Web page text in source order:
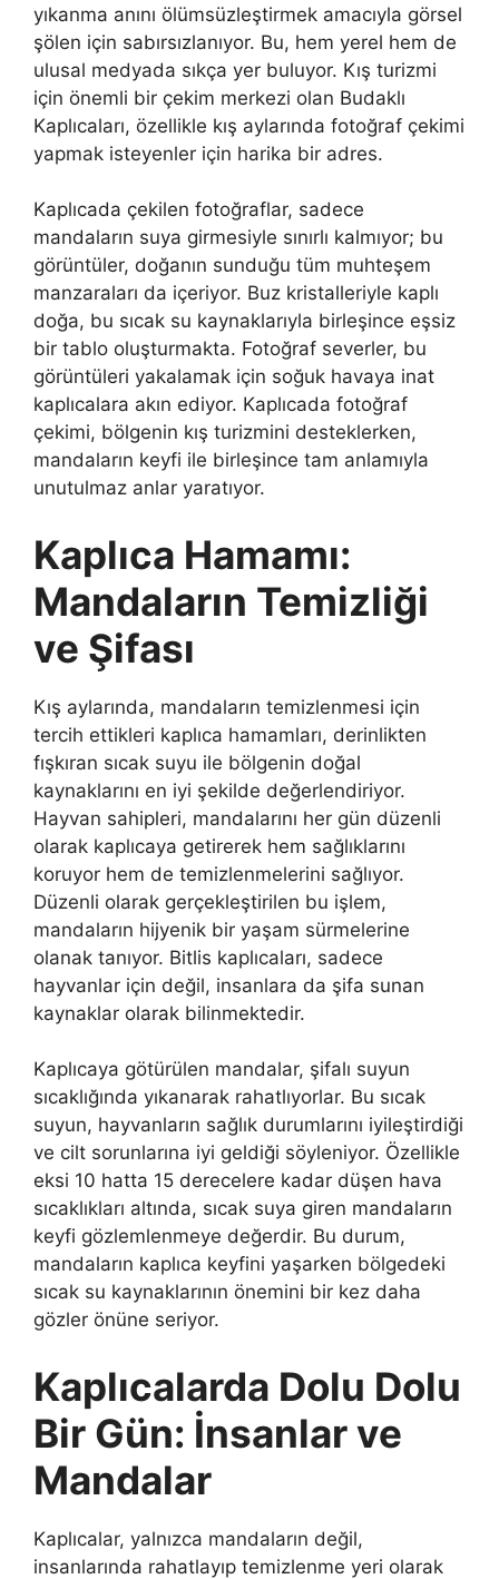
yıkanma anını ölümsüzleştirmek amacıyla görsel
şölen için sabırsızlanıyor. Bu, hem yerel hem de
ulusal medyada sıkça yer buluyor. Kış turizmi
için önemli bir çekim merkezi olan Budaklı
Kaplıcaları, özellikle kış aylarında fotoğraf çekimi
yapmak isteyenler için harika bir adres.
Kaplıcada çekilen fotoğraflar, sadece
mandaların suya girmesiyle sınırlı kalmıyor; bu
görüntüler, doğanın sunduğu tüm muhteşem
manzaraları da içeriyor. Buz kristalleriyle kaplı
doğa, bu sıcak su kaynaklarıyla birleşince eşsiz
bir tablo oluşturmakta. Fotoğraf severler, bu
görüntüleri yakalamak için soğuk havaya inat
kaplıcalara akın ediyor. Kaplıcada fotoğraf
çekimi, bölgenin kış turizmini desteklerken,
mandaların keyfi ile birleşince tam anlamıyla
unutulmaz anlar yaratıyor.
Kaplıca Hamamı:
Mandaların Temizliği
ve Şifası
Kış aylarında, mandaların temizlenmesi için
tercih ettikleri kaplıca hamamları, derinlikten
fışkıran sıcak suyu ile bölgenin doğal
kaynaklarını en iyi şekilde değerlendiriyor.
Hayvan sahipleri, mandalarını her gün düzenli
olarak kaplıcaya getirerek hem sağlıklarını
koruyor hem de temizlenmelerini sağlıyor.
Düzenli olarak gerçekleştirilen bu işlem,
mandaların hijyenik bir yaşam sürmelerine
olanak tanıyor. Bitlis kaplıcaları, sadece
hayvanlar için değil, insanlara da şifa sunan
kaynaklar olarak bilinmektedir.
Kaplıcaya götürülen mandalar, şifalı suyun
sıcaklığında yıkanarak rahatlıyorlar. Bu sıcak
suyun, hayvanların sağlık durumlarını iyileştirdiği
ve cilt sorunlarına iyi geldiği söyleniyor. Özellikle
eksi 10 hatta 15 derecelere kadar düşen hava
sıcaklıkları altında, sıcak suya giren mandaların
keyfi gözlemlenmeye değerdir. Bu durum,
mandaların kaplıca keyfini yaşarken bölgedeki
sıcak su kaynaklarının önemini bir kez daha
gözler önüne seriyor.
Kaplıcalarda Dolu Dolu
Bir Gün: İnsanlar ve
Mandalar
Kaplıcalar, yalnızca mandaların değil,
insanlarında rahatlayıp temizlenme yeri olarak